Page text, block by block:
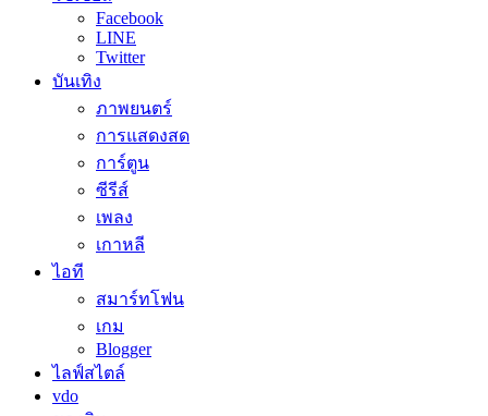
Facebook
LINE
Twitter
บันเทิง
ภาพยนตร์
การแสดงสด
การ์ตูน
ซีรีส์
เพลง
เกาหลี
ไอที
สมาร์ทโฟน
เกม
Blogger
ไลฟ์สไตล์
vdo